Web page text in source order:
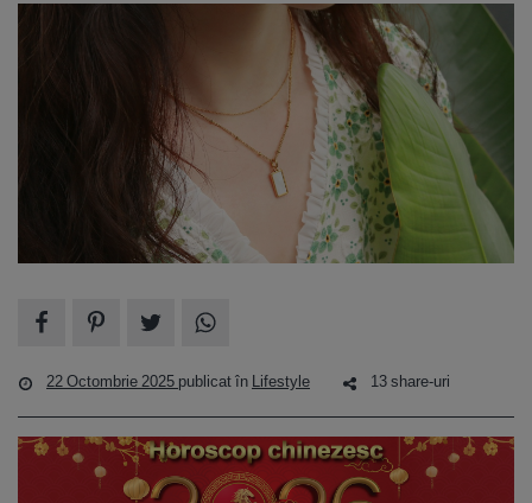
22 Octombrie 2025 publicat în Lifestyle 13 share-uri